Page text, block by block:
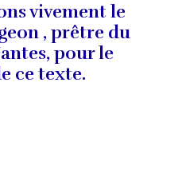
vivement le
, prêtre du
pour le
ce texte.